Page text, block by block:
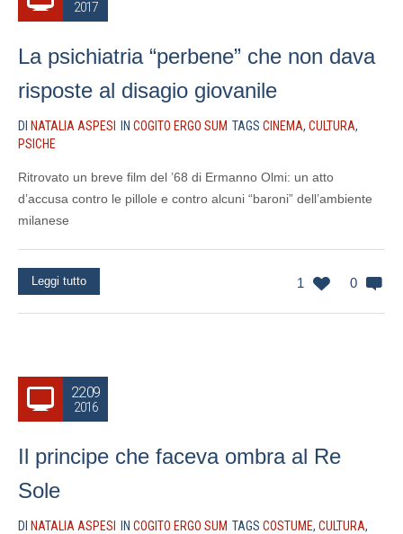
2017
La psichiatria “perbene” che non dava
risposte al disagio giovanile
DI NATALIA ASPESI IN COGITO ERGO SUM TAGS CINEMA, CULTURA,
PSICHE
Ritrovato un breve film del ’68 di Ermanno Olmi: un atto
d’accusa contro le pillole e contro alcuni “baroni” dell’ambiente
milanese
1 0
Leggi tutto
22.09
2016
Il principe che faceva ombra al Re
Sole
DI NATALIA ASPESI IN COGITO ERGO SUM TAGS COSTUME, CULTURA,